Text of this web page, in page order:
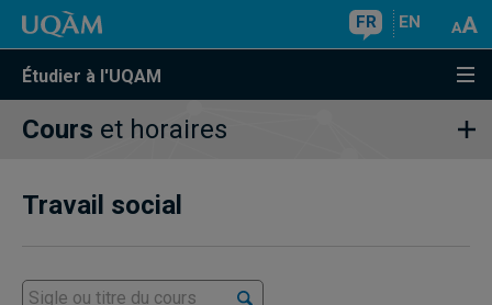
FR EN
Étudier à l'UQAM
Cours et horaires
Travail social